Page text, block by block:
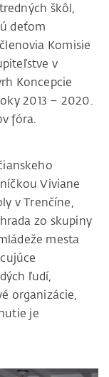
škôl,
deťom
Komisie
v
Koncepcie
2013 – 2020.
fóra.
Viviane
v Trenčíne,
zo skupiny
mesta
ľudí,
organizácie,
je